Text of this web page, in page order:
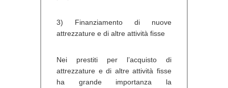
3) Finanziamento di nuove
attrezzature e di altre attività fisse
Nei prestiti per l’acquisto di
attrezzature e di altre attività fisse
ha grande importanza la